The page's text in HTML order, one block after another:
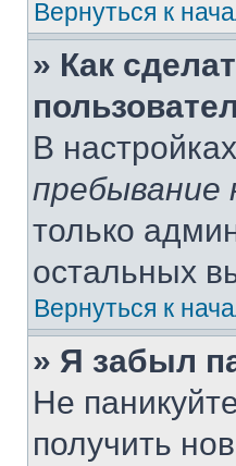
Вернуться к
» Как
В
пребывание
только
остальных
Вернуться к
» Я забыл
Не
получить